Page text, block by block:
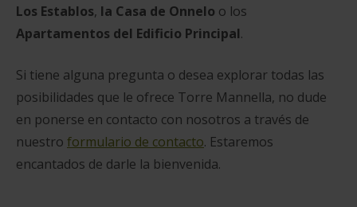
Los Establos, la Casa de Onnelo o los
Apartamentos del Edificio Principal.
Si tiene alguna pregunta o desea explorar todas las
posibilidades que le ofrece Torre Mannella, no dude
en ponerse en contacto con nosotros a través de
nuestro formulario de contacto. Estaremos
encantados de darle la bienvenida.